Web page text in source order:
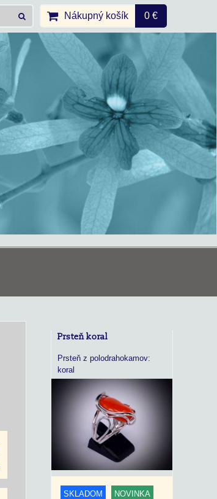
Nákupný košík 0 €
Prsteň koral
Prsteň z polodrahokamov:
koral
SKLADOM NOVINKA